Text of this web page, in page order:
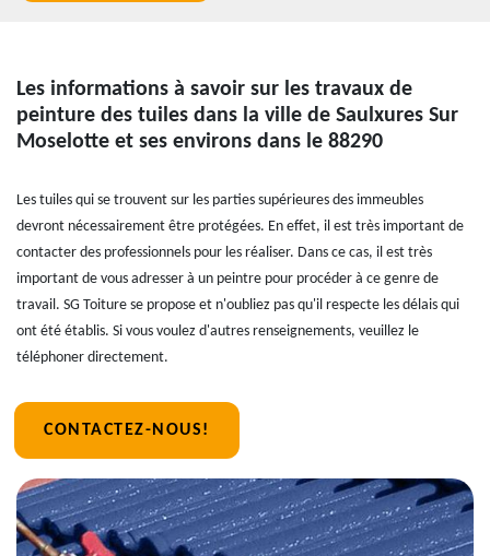
Les informations à savoir sur les travaux de
peinture des tuiles dans la ville de Saulxures Sur
Moselotte et ses environs dans le 88290
Les tuiles qui se trouvent sur les parties supérieures des immeubles
devront nécessairement être protégées. En effet, il est très important de
contacter des professionnels pour les réaliser. Dans ce cas, il est très
important de vous adresser à un peintre pour procéder à ce genre de
travail. SG Toiture se propose et n'oubliez pas qu'il respecte les délais qui
ont été établis. Si vous voulez d'autres renseignements, veuillez le
téléphoner directement.
CONTACTEZ-NOUS!